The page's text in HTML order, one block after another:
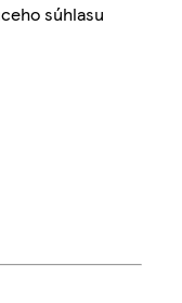
súhlasu